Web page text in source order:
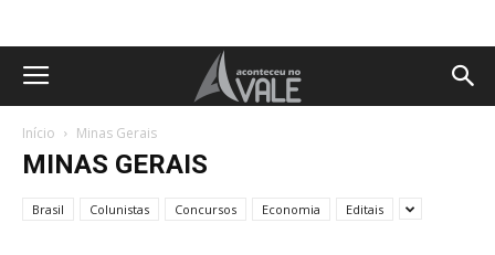
Início Minas Gerais
MINAS GERAIS
Brasil Colunistas Concursos Economia Editais